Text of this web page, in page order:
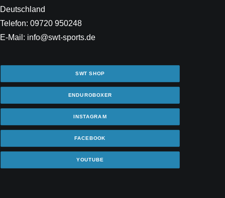
Deutschland
Telefon: 09720 950248
E-Mail: info@swt-sports.de
SWT SHOP
ENDUROBOXER
INSTAGRAM
FACEBOOK
YOUTUBE